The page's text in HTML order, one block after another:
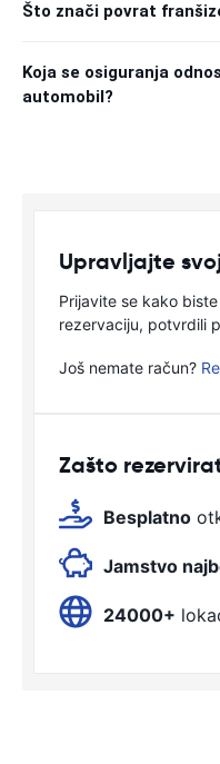
Što znači povrat
Koja se osiguranja
automobil?
Upravljajte
Prijavite se kako
rezervaciju, potvrdili
Još nemate račun?
Zašto
Besplatno
Jamstvo
24000+